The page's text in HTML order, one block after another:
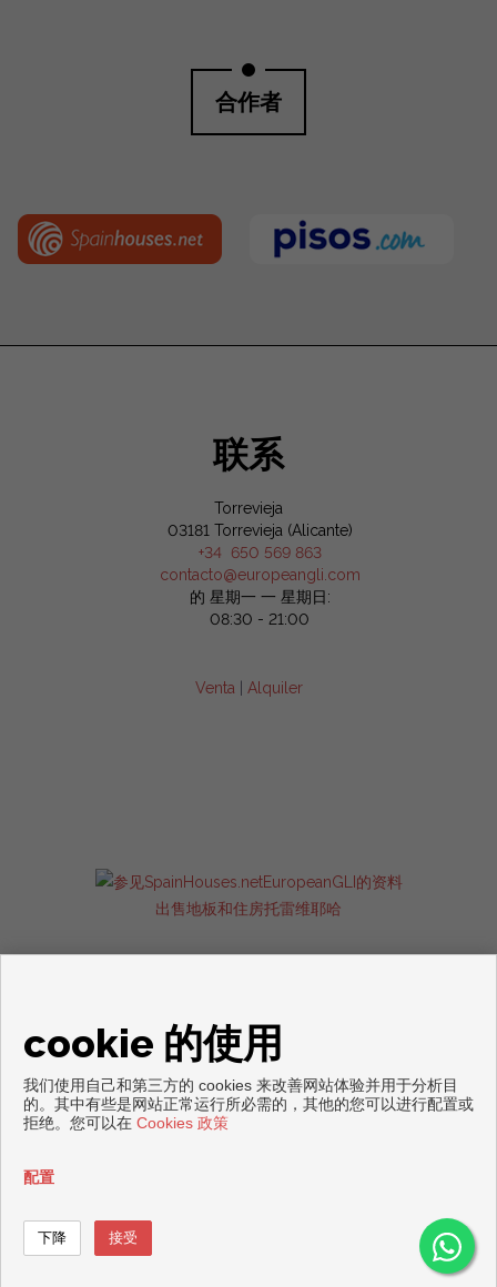
合作者
联系
Torrevieja
03181 Torrevieja (Alicante)
+34 650 569 863
contacto@europeangli.com
的 星期一 一 星期日:
08:30 - 21:00
Venta Alquiler
出售地板和住房托雷维耶哈
Copyright © 2026. 版权所有.
cookie 的使用
我们使用自己和第三方的 cookies 来改善网站体验并用于分析目
的。其中有些是网站正常运行所必需的，其他的您可以进行配置或
拒绝。您可以在 Cookies 政策
配置